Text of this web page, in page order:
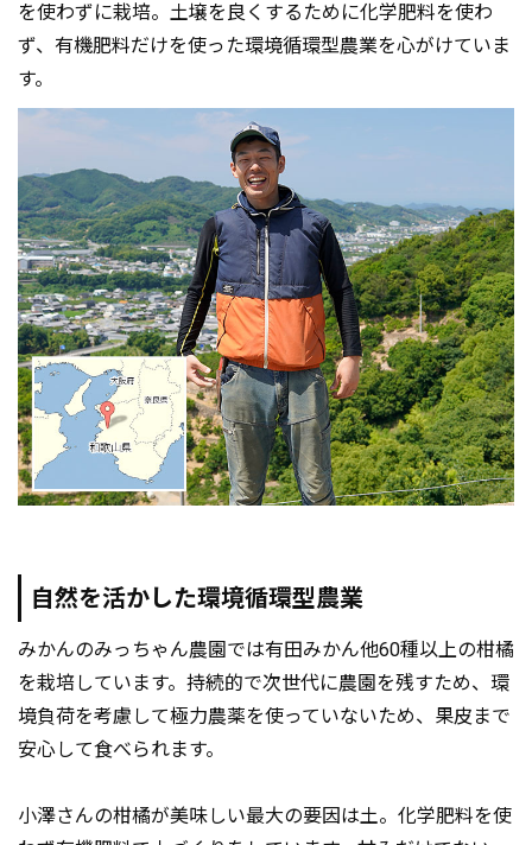
を使わずに栽培。土壌を良くするために化学肥料を使わ
ず、有機肥料だけを使った環境循環型農業を心がけていま
す。
自然を活かした環境循環型農業
みかんのみっちゃん農園では有田みかん他60種以上の柑橘
を栽培しています。持続的で次世代に農園を残すため、環
境負荷を考慮して極力農薬を使っていないため、果皮まで
安心して食べられます。
小澤さんの柑橘が美味しい最大の要因は土。化学肥料を使